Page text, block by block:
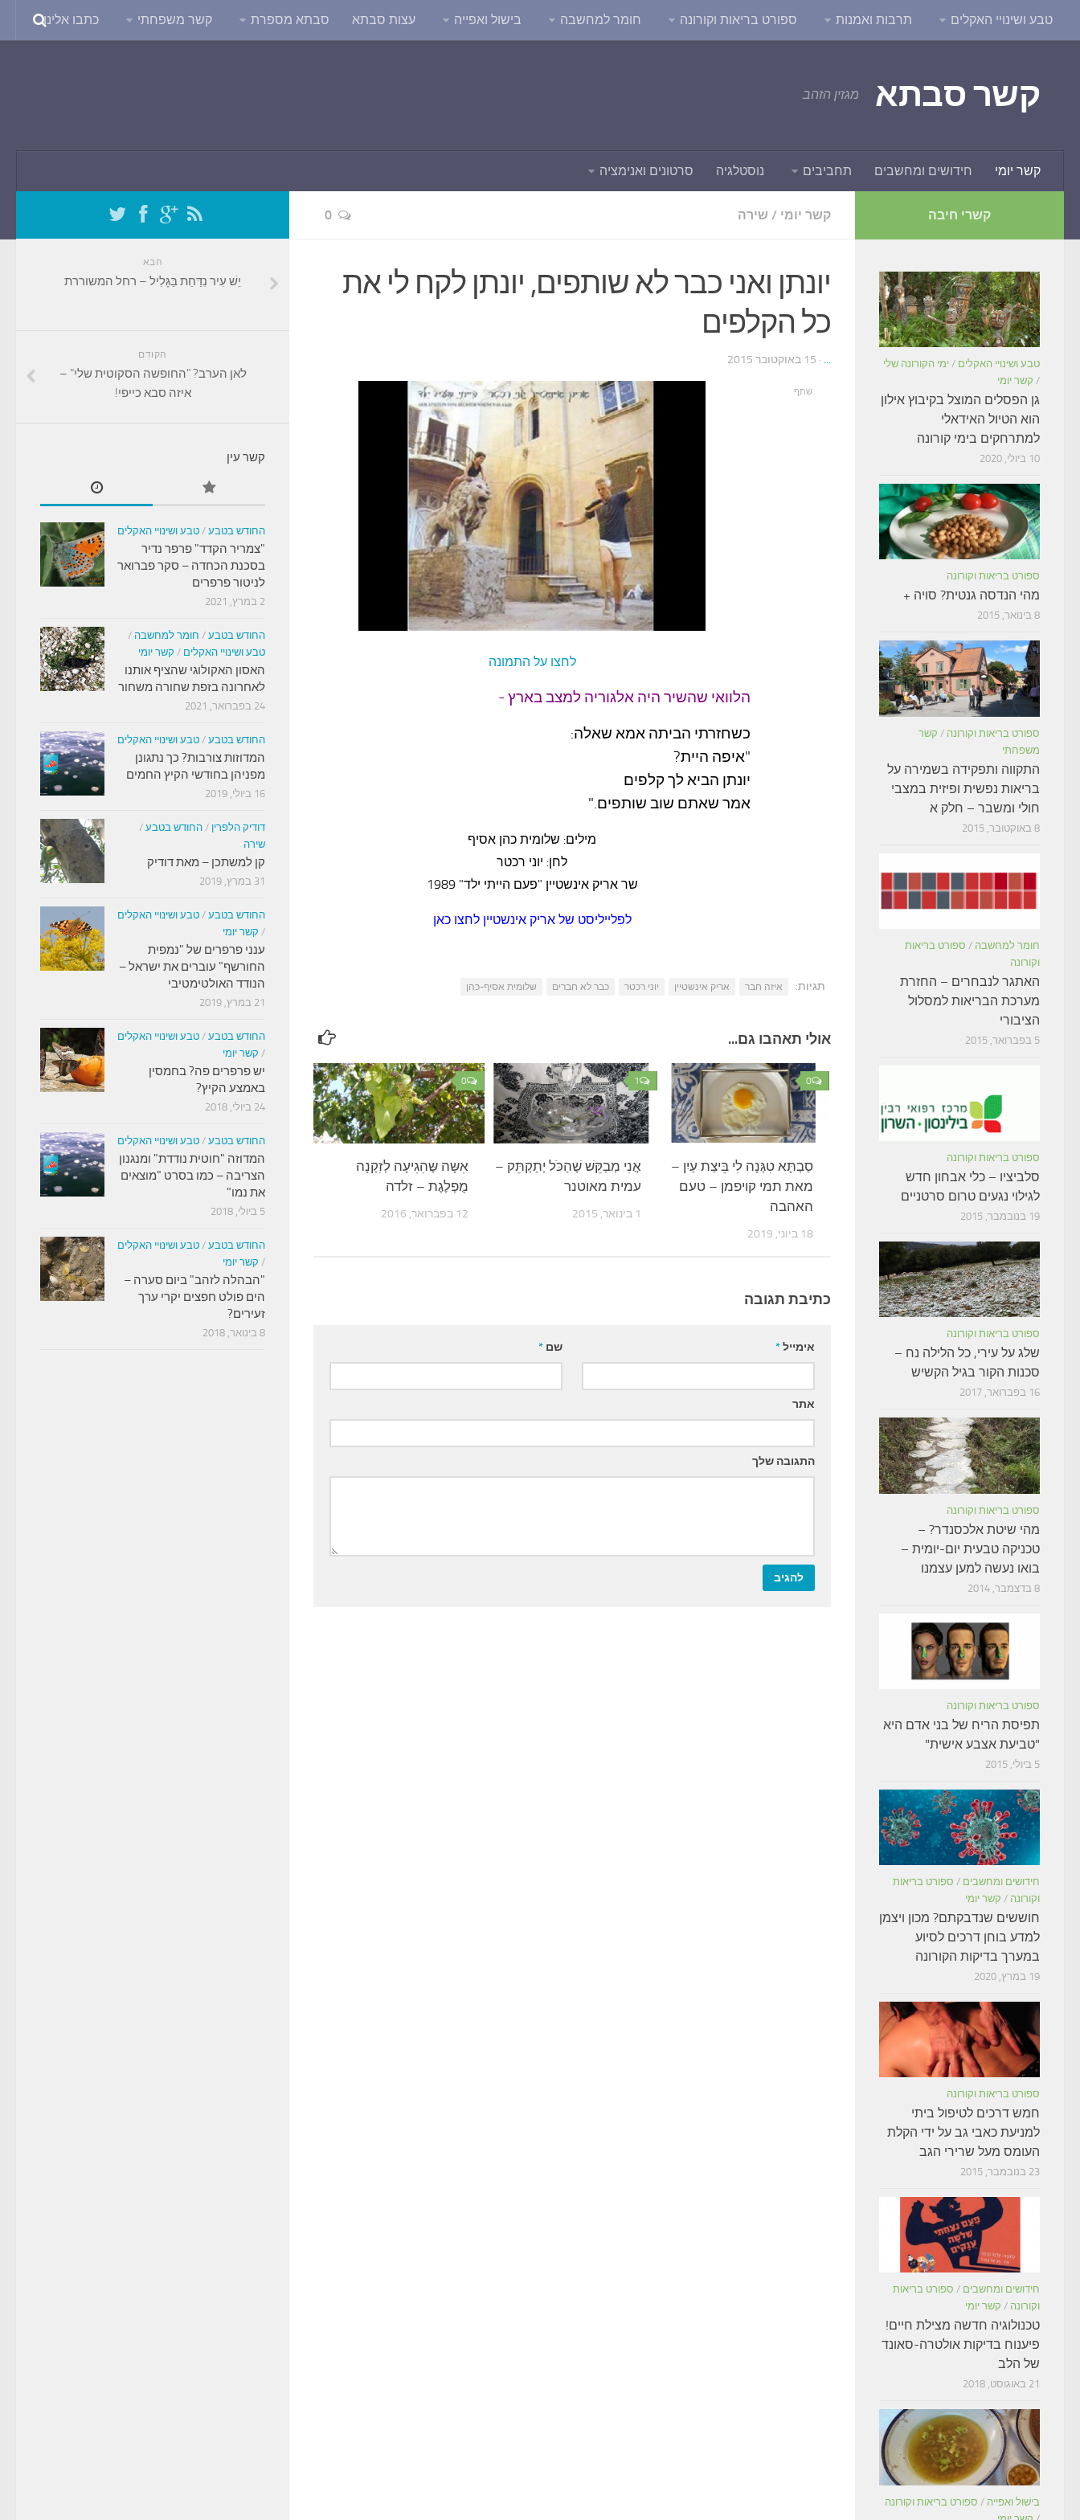
טבע ושינויי האקלים תרבות ואמנות ספורט בריאות וקורונה חומר למחשבה בישול ואפייה עצות סבתא סבתא מספרת קשר משפחתי כתבו אלינו
קשר סבתא מגזין הזהב
קשר יומי חידושים ומחשבים תחביבים נוסטלגיה סרטונים ואנימציה
קשר יומי / שירה 0
יונתן ואני כבר לא שותפים, יונתן לקח לי את
כל הקלפים
... · 15 באוקטובר 2015
לחצו על התמונה
הלוואי שהשיר היה אלגוריה למצב בארץ -
כשחזרתי הביתה אמא שאלה:
"איפה היית?
יונתן הביא לך קלפים
אמר שאתם שוב שותפים."
מילים: שלומית כהן אסיף
לחן: יוני רכטר
שר אריק אינשטיין "פעם הייתי ילד" 1989
לפלייליסט של אריק אינשטיין לחצו כאן
שתף
תגיות: איזה חבר אריק אינשטיין יוני רכטר כבר לא חברים שלומית אסיף-כהן
אולי תאהבו גם...
0
אִשָּה שֶּהִגִיעָה לְזִקְנָה
מֻפְלֶגֶת – זלדה
12 בפברואר, 2016
1
אֲנִי מְבַקֵּשׁ שֶׁהַכֹּל יְתַקְתֵּק –
עמית מאוטנר
1 בינואר, 2015
0
סַבְתָּא טִגְּנָה לִי בֵּיצַת עַיִן –
מאת תמי קויפמן – טעם
האהבה
18 ביוני, 2019
כתיבת תגובה
שם* אימייל*
אתר
התגובה שלך
הבא
יֵשׁ עִיר נִדַּחַת בַּגָּלִיל – רחל המשוררת
הקודם
לאן הערב? "החופשה הסקוטית שלי" –
איזה סבא כייפי!
קשר עין
החודש בטבע / טבע ושינויי האקלים
"צמריר הקדד" פרפר נדיר
בסכנת הכחדה – סקר פברואר
לניטור פרפרים
2 במרץ, 2021
החודש בטבע / חומר למחשבה /
טבע ושינויי האקלים / קשר יומי
האסון האקולוגי שהציף אותנו
לאחרונה בזפת שחורה משחור
24 בפברואר, 2021
החודש בטבע / טבע ושינויי האקלים
המדוזות צורבות? כך נתגונן
מפניהן בחודשי הקיץ החמים
16 ביולי, 2019
דודיק הלפרין / החודש בטבע /
שירה
קן למשתכן – מאת דודיק
31 במרץ, 2019
החודש בטבע / טבע ושינויי האקלים
/ קשר יומי
ענני פרפרים של "נמפית
החורשף" עוברים את ישראל –
הנודד האולטימטיבי
21 במרץ, 2019
החודש בטבע / טבע ושינויי האקלים
/ קשר יומי
יש פרפרים פה? בחמסין
באמצע הקיץ?
24 ביולי, 2018
החודש בטבע / טבע ושינויי האקלים
המדוזה "חוטית נודדת" ומנגנון
הצריבה – כמו בסרט "מוצאים
את נמו"
5 ביולי, 2018
החודש בטבע / טבע ושינויי האקלים
/ קשר יומי
"הבהלה לזהב" ביום סערה –
הים פולט חפצים יקרי ערך
זעירים?
8 בינואר, 2018
קשרי חיבה
טבע ושינויי האקלים / ימי הקורונה שלי
/ קשר יומי
גן הפסלים המוצל בקיבוץ אילון
הוא הטיול האידאלי
למתרחקים בימי קורונה
10 ביולי, 2020
ספורט בריאות וקורונה
מהי הנדסה גנטית? סויה +
8 בינואר, 2015
ספורט בריאות וקורונה / קשר
משפחתי
התקווה ותפקידה בשמירה על
בריאות נפשית ופיזית במצבי
חולי ומשבר – חלק א
8 באוקטובר, 2015
חומר למחשבה / ספורט בריאות
וקורונה
האתגר לנבחרים – החזרת
מערכת הבריאות למסלול
הציבורי
5 בפברואר, 2015
ספורט בריאות וקורונה
סלביציו – כלי אבחון חדש
לגילוי נגעים טרום סרטניים
19 בנובמבר, 2015
ספורט בריאות וקורונה
שלג על עירי, כל הלילה נח –
סכנות הקור בגיל הקשיש
16 בפברואר, 2017
ספורט בריאות וקורונה
מהי שיטת אלכסנדר? –
טכניקה טבעית יום-יומית –
בואו נעשה למען עצמנו
8 בדצמבר, 2014
ספורט בריאות וקורונה
תפיסת הריח של בני אדם היא
"טביעת אצבע אישית"
5 ביולי, 2015
חידושים ומחשבים / ספורט בריאות
וקורונה / קשר יומי
חוששים שנדבקתם? מכון ויצמן
למדע בוחן דרכים לסיוע
במערך בדיקות הקורונה
19 במרץ, 2020
ספורט בריאות וקורונה
חמש דרכים לטיפול ביתי
למניעת כאבי גב על ידי הקלת
העומס מעל שרירי הגב
23 בנובמבר, 2015
חידושים ומחשבים / ספורט בריאות
וקורונה / קשר יומי
טכנולוגיה חדשה מצילת חיים!
פיענוח בדיקות אולטרה-סאונד
של הלב
21 באוגוסט, 2018
בישול ואפייה / ספורט בריאות וקורונה